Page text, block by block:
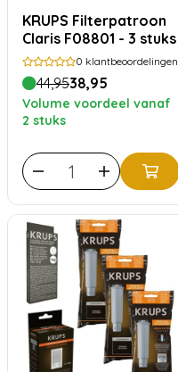
KRUPS Filterpatroon
Claris F08801 - 3 stuks
0 klantbeoordelingen
44,9538,95
Volume voordeel vanaf
2 stuks